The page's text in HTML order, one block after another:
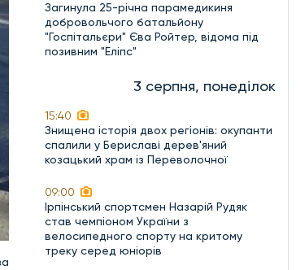
Загинула 25-річна парамедикиня
добровольчого батальйону
"Госпітальєри" Єва Ройтер, відома під
позивним "Еліпс"
3 серпня, понеділок
15:40
Знищена історія двох регіонів: окупанти
спалили у Бериславі дерев'яний
козацький храм із Переволочної
09:00
Ірпінський спортсмен Назарій Рудяк
став чемпіоном України з
велосипедного спорту на критому
треку серед юніорів